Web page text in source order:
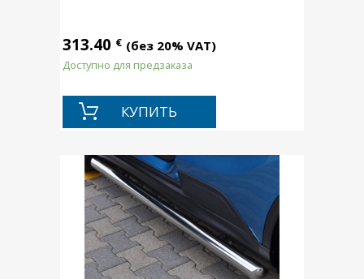
313.40 € (без 20% VAT)
Доступно для предзаказа
КУПИТЬ